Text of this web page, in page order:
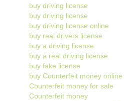
buy driving license
buy driving license
buy driving license online
buy real drivers license
buy a driving license
buy a real driving license
buy fake license
buy Counterfeit money online
Counterfeit money for sale
Counterfeit money